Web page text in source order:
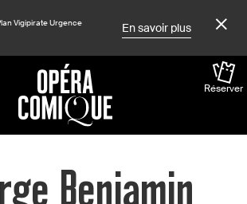
Vigipirate Urgence
En savoir plus
Réserver
Benjamin